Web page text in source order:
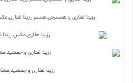
رزیتا غفاری و همسرش,همسر رزیتا
رزیتا غفاری و جمشید